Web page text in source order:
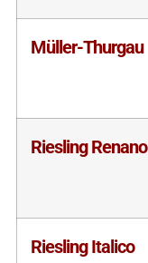
Müller-Thurgau
Riesling Renano
Riesling Italico